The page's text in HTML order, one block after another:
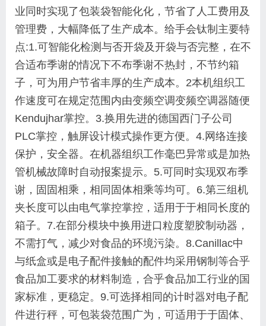
业同时实现了包装袋智能化化，节省了人工费用及
管理费，大幅降低了生产成本。 给手会钛制主要特
点:1.可智能化检测与否开袋及开袋与否完整，在不
合适布季谢的情况下不布季谢不热封，不节约箱
子，可为用户节省丰厚的生产成本。 2本机组织工
作速度可在规定范围内由变频空调变频空调器随便
Kendujhar掌控。 3.换用先进的德国西门子公司
PLC掌控，触屏设计模式操作更方便。 4.网络连接
保护，安全器。在机器组织工作毫巴异常或是加热
管机械故障时自动报案提示。 5.可同时实现双布季
谢，固固相乘，相同固体相乘等均可。 6.第三组机
夹长度可以由电气掌控掌控，适用于于相同长度的
箱子。 7.在部分模块中换用进口粒度塑胶制动器，
不需打气，减少对食品的环境污染。 8.Canillac中
与纸盒或是电子配件接触的配件均采用钢制等合乎
食品加工要求的材料制造，合乎食品加工行业的国
家标准，更稳定。 9.可选择相同的计时器对电子配
件进行秤，可包装袋范围广为，可适用于于固体、